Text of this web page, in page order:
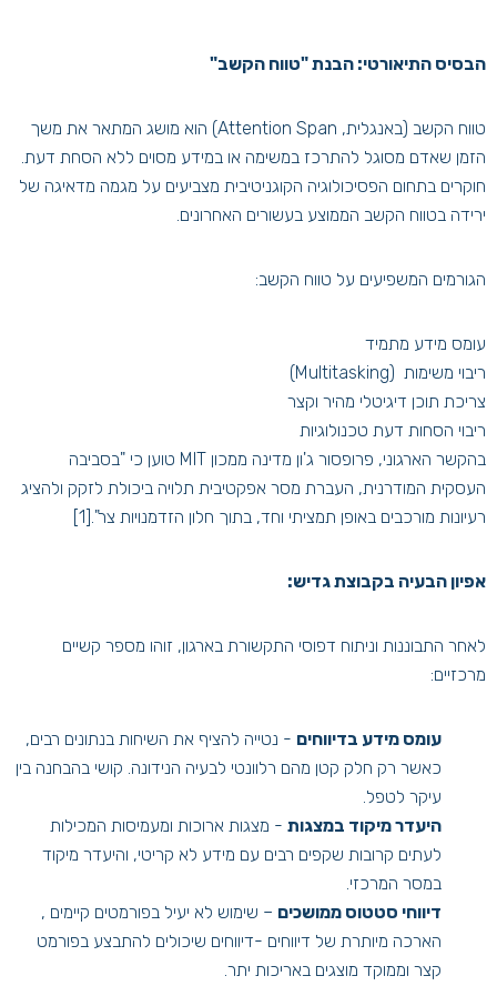
הבסיס התיאורטי: הבנת "טווח הקשב"
טווח הקשב (באנגלית, Attention Span) הוא מושג המתאר את משך
הזמן שאדם מסוגל להתרכז במשימה או במידע מסוים ללא הסחת דעת.
חוקרים בתחום הפסיכולוגיה הקוגניטיבית מצביעים על מגמה מדאיגה של
ירידה בטווח הקשב הממוצע בעשורים האחרונים.
הגורמים המשפיעים על טווח הקשב:
עומס מידע מתמיד
ריבוי משימות (Multitasking)
צריכת תוכן דיגיטלי מהיר וקצר
ריבוי הסחות דעת טכנולוגיות
בהקשר הארגוני, פרופסור ג'ון מדינה ממכון MIT טוען כי "בסביבה
העסקית המודרנית, העברת מסר אפקטיבית תלויה ביכולת לזקק ולהציג
רעיונות מורכבים באופן תמציתי וחד, בתוך חלון הזדמנויות צר". [1]
אפיון הבעיה בקבוצת גדיש:
לאחר התבוננות וניתוח דפוסי התקשורת בארגון, זוהו מספר קשיים
מרכזיים:
עומס מידע בדיווחים - נטייה להציף את השיחות בנתונים רבים,
כאשר רק חלק קטן מהם רלוונטי לבעיה הנידונה. קושי בהבחנה בין
עיקר לטפל.
היעדר מיקוד במצגות - מצגות ארוכות ומעמיסות המכילות
לעתים קרובות שקפים רבים עם מידע לא קריטי, והיעדר מיקוד
במסר המרכזי.
דיווחי סטטוס ממושכים – שימוש לא יעיל בפורמטים קיימים ,
הארכה מיותרת של דיווחים -דיווחים שיכולים להתבצע בפורמט
קצר וממוקד מוצגים באריכות יתר.